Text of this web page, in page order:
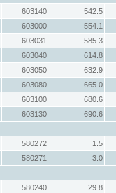
603140
542.5
603000
554.1
603031
585.3
603040
614.8
603050
632.9
603080
665.0
603100
680.6
603130
690.6
580272
1.5
580271
3.0
580240
29.8